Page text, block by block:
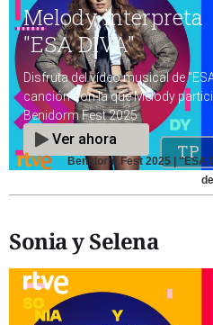
Benidorm Fest 2025 | "ESA
Sonia y Selena